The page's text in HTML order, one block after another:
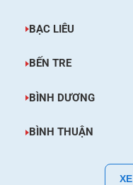
BẠC LIÊU
BẾN TRE
BÌNH DƯƠNG
BÌNH THUẬN